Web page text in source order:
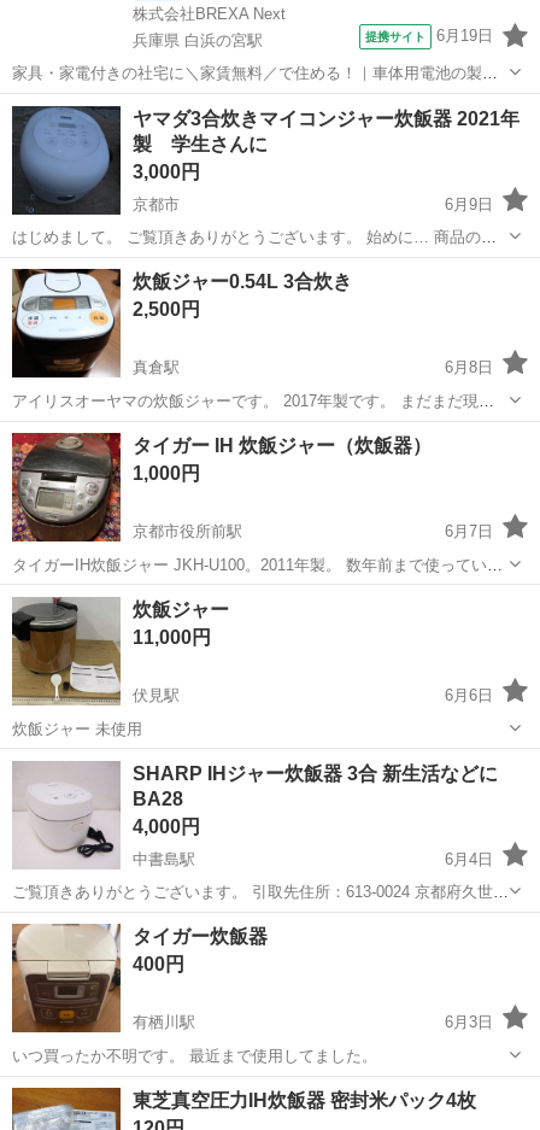
株式会社BREXA Next
兵庫県 白浜の宮駅
提携サイト 6月19日
家具・家電付きの社宅に＼家賃無料／で住める！｜車体用電池の製造
｜未経験から月収例32万円♪｜さらに【年間休日130日】！ 人気の工場
のお仕事 ◇車体用電池の製造◇ 機械の操作、部品のセッティング、検
査、清掃業務など。 ...
兵庫 姫路市 白浜の宮駅 その他
ヤマダ3合炊きマイコンジャー炊飯器 2021年
製 学生さんに
3,000円
京都市
6月9日
はじめまして。 ご覧頂きありがとうございます。 始めに… 商品の状
態は必ずご確認の上 お問い合わせ下さい。 ●状態 USED ヤマダ電気 ●
京都 京都市 キッチン家電
炊飯ジャー0.54L 3合炊き
2,500円
真倉駅
6月8日
アイリスオーヤマの炊飯ジャーです。 2017年製です。 まだまだ現役
で使っていただけます。 娘が昨日までよく使っておりました。 ふっく
ら美味しい御飯が炊けるそうです。 お米の銘柄によって最善の炊き方
を自動でしてくれる優れも...
京都 綾部市 真倉駅 キッチン家電
タイガー IH 炊飯ジャー（炊飯器）
1,000円
京都市役所前駅
6月7日
タイガーIH炊飯ジャー JKH-U100。2011年製。 数年前まで使っていま
した。通電確認済み。炊飯ボタンを押すと点灯して動作音も聞こえま
したが、正常に炊けるかまでは確認していません。電源ケーブルが傷
んだので数年前にプラ...
京都 京都市 京都市役所前駅
炊飯ジャー
11,000円
伏見駅
6月6日
炊飯ジャー 未使用
京都 京都市 キッチン家電
SHARP IHジャー炊飯器 3合 新生活などに
BA28
4,000円
中書島駅
6月4日
ご覧頂きありがとうございます。 引取先住所：613-0024 京都府久世郡
久御山町森村東363-1 営業日：平日 第二/第四土曜日 9:00～18:00（休
日：日祝） ◆商品の引取は上記住所となります。営業日と...
京都 久世郡 中書島駅 キッチン家電
タイガー炊飯器
400円
有栖川駅
6月3日
いつ買ったか不明です。 最近まで使用してました。
京都 京都市 有栖川駅 キッチン家電
東芝真空圧力IH炊飯器 密封米パック4枚